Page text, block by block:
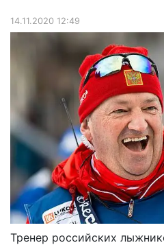
14.11.2020 12:49
Тренер российских